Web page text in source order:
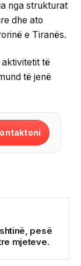
nga strukturat
dhe ato
e Tiranës.
të
të jenë
pesë
mjeteve.